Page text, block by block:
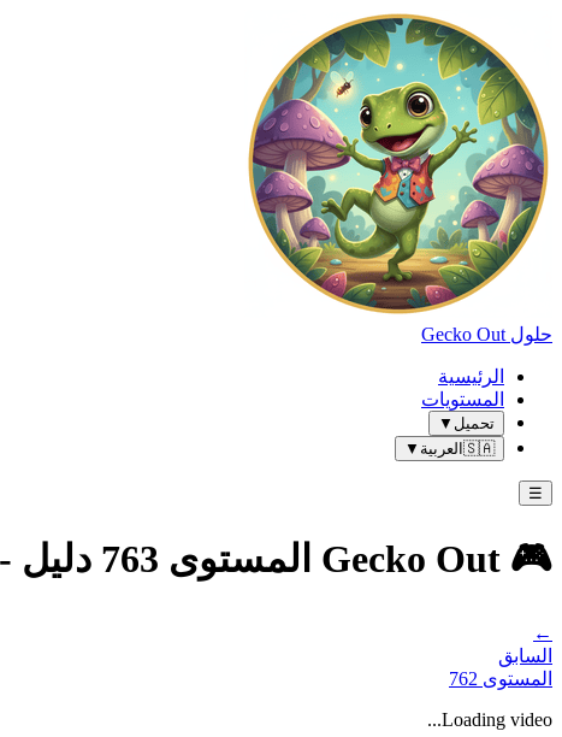
حلول Gecko Out
الرئيسية
المستويات
تحميل ▼
🇸🇦 العربية ▼
☰
🎮 Gecko Out المستوى 763 دليل - حل كامل وشرح
←
السابق
المستوى 762
Loading video...